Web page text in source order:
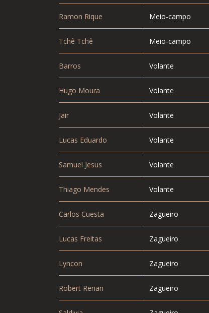
Ramon Rique
Tchê Tchê
Barros
Hugo Moura
Jair
Lucas Eduardo
Samuel Jesus
Thiago Mendes
Carlos Cuesta
Lucas Freitas
Lyncon
Robert Renan
Meio-campo
Meio-campo
Volante
Volante
Volante
Volante
Volante
Volante
Zagueiro
Zagueiro
Zagueiro
Zagueiro